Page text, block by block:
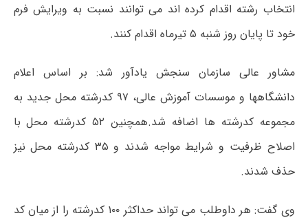
انتخاب رشته اقدام کرده اند می توانند نسبت به ویرایش فرم
خود تا پایان روز شنبه ۵ تیرماه اقدام کنند.
مشاور عالی سازمان سنجش یادآور شد: بر اساس اعلام
دانشگاهها و موسسات آموزش عالی، ۹۷ کدرشته محل جدید به
مجموعه کدرشته ها اضافه شد.همچنین ۵۲ کدرشته محل با
اصلاح ظرفیت و شرایط مواجه شدند و ۳۵ کدرشته محل نیز
حذف شدند.
وی گفت: هر داوطلب می تواند حداکثر ۱۰۰ کدرشته را از میان کد